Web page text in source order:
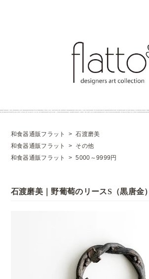
和食器通販フラット >石渡磨美
和食器通販フラット
> その他
和食器通販フラット
>5000～9999円
石渡磨美｜野葡萄のリースS（黒唐金）